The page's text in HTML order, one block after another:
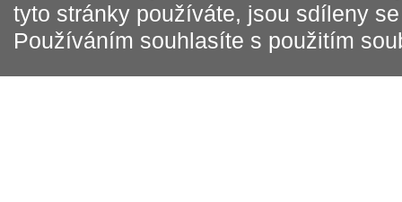
tyto stránky používáte, jsou sdíleny
Používáním souhlasíte s použitím